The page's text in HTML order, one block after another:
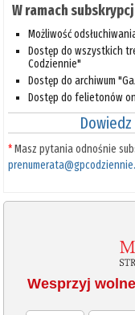
W ramach
Możliwość
Dostęp do wszystkich
Codziennie"
Dostęp do archiwum
Dostęp do felietonów
*Masz pytania odnośnie
Wesprzyj